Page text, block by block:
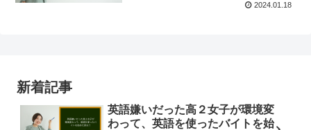
2024.01.18
新着記事
英語嫌いだった高２女子が環境変
わって、英語を使ったバイトを始